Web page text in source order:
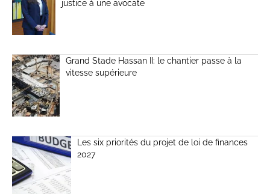
justice à une avocate
Grand Stade Hassan II: le chantier passe à la
vitesse supérieure
Les six priorités du projet de loi de finances
2027